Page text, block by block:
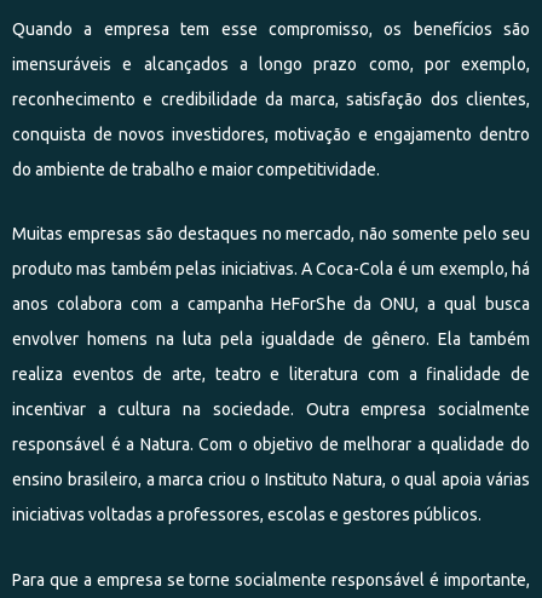
Quando a empresa tem esse compromisso, os benefícios são
imensuráveis e alcançados a longo prazo como, por exemplo,
reconhecimento e credibilidade da marca, satisfação dos clientes,
conquista de novos investidores, motivação e engajamento dentro
do ambiente de trabalho e maior competitividade.
Muitas empresas são destaques no mercado, não somente pelo seu
produto mas também pelas iniciativas. A Coca-Cola é um exemplo, há
anos colabora com a campanha HeForShe da ONU, a qual busca
envolver homens na luta pela igualdade de gênero. Ela também
realiza eventos de arte, teatro e literatura com a finalidade de
incentivar a cultura na sociedade. Outra empresa socialmente
responsável é a Natura. Com o objetivo de melhorar a qualidade do
ensino brasileiro, a marca criou o Instituto Natura, o qual apoia várias
iniciativas voltadas a professores, escolas e gestores públicos.
Para que a empresa se torne socialmente responsável é importante,